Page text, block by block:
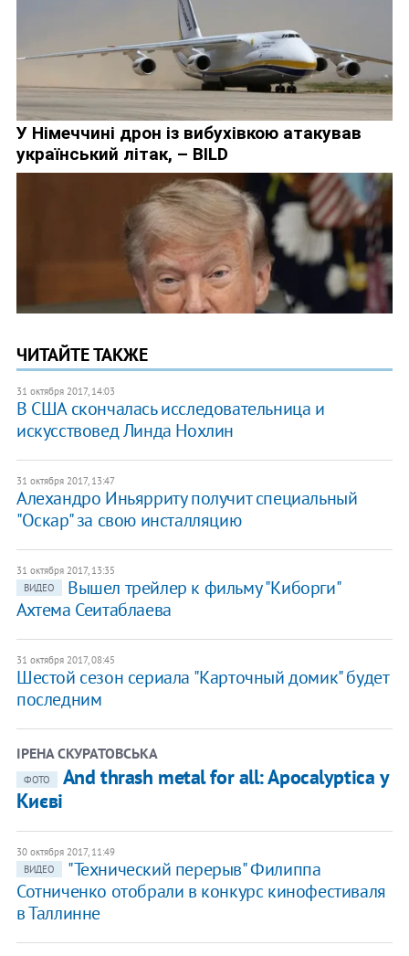
ЧИТАЙТЕ ТАКЖЕ
31 октября 2017, 14:03
В США скончалась исследовательница и
искусствовед Линда Нохлин
31 октября 2017, 13:47
Алехандро Иньярриту получит специальный
"Оскар" за свою инсталляцию
31 октября 2017, 13:35
ВИДЕО
Вышел трейлер к фильму "Киборги"
Ахтема Сеитаблаева
31 октября 2017, 08:45
Шестой сезон сериала "Карточный домик" будет
последним
ІРЕНА СКУРАТОВСЬКА
ФОТО
And thrash metal for all: Apocalyptica у
Києві
30 октября 2017, 11:49
ВИДЕО
"Технический перерыв" Филиппа
Сотниченко отобрали в конкурс кинофестиваля
в Таллинне